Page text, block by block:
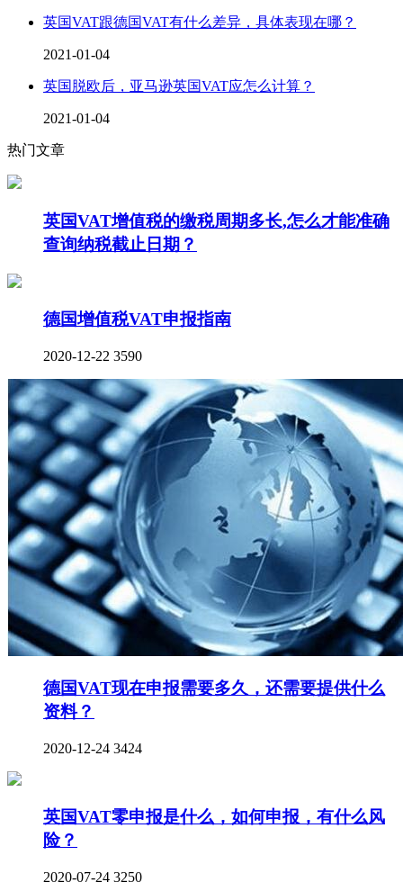
英国VAT跟德国VAT有什么差异，具体表现在哪？
2021-01-04
英国脱欧后，亚马逊英国VAT应怎么计算？
2021-01-04
热门文章
英国VAT增值税的缴税周期多长,怎么才能准确
查询纳税截止日期？
德国增值税VAT申报指南
2020-12-22 3590
德国VAT现在申报需要多久，还需要提供什么
资料？
2020-12-24 3424
英国VAT零申报是什么，如何申报，有什么风
险？
2020-07-24 3250